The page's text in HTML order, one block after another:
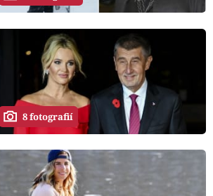
8 fotografií